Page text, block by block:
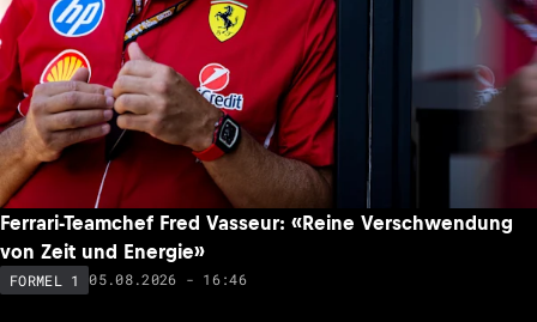
Ferrari-Teamchef Fred Vasseur: «Reine Verschwendung
von Zeit und Energie»
FORMEL 1 05.08.2026 - 16:46